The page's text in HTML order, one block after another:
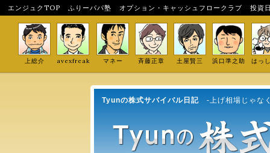
エンジュクTOP ふりーパパ塾 オプション・キャッシュフロークラブ 投資
上総介 avexfreak マネー 斉藤正章 土屋賢三 浜口準之助 はっ
Tyunの株式サバイバル日記 -上げ相場じゃな